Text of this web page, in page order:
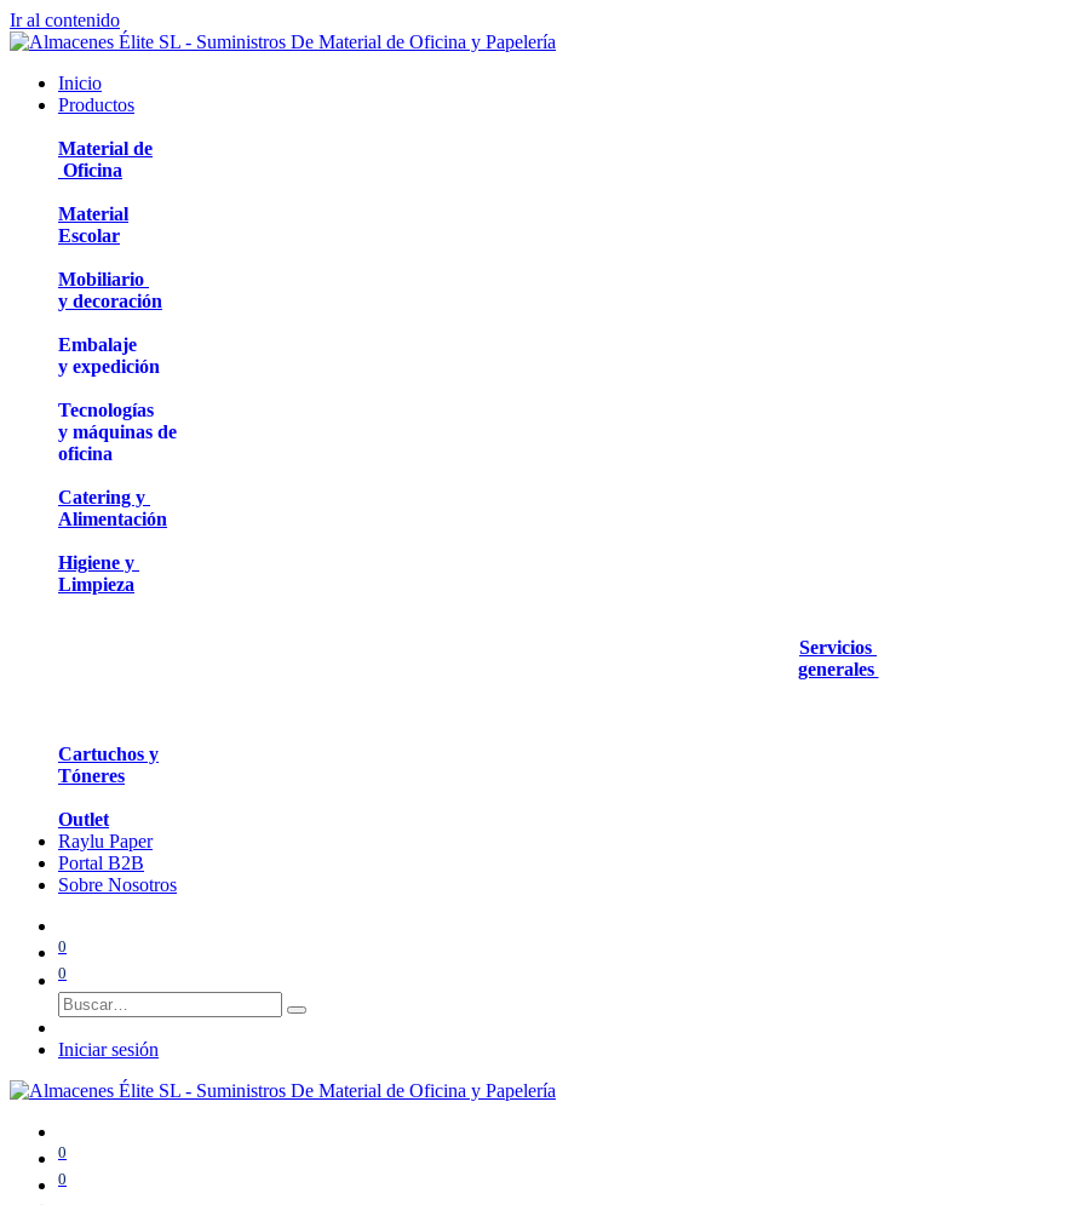
Ir al contenido
Inicio
Productos
Material de
Oficina
Material
Escolar
Mobiliario
y decoración
Embalaje
y expedición
Tecnologías
y máquinas de
oficina
Catering y
Alimentación
Higiene y
Limpieza
Servicios
generales
Cartuchos y
Tóneres
Outlet
Raylu Paper
Portal B2B
Sobre Nosotros
0
0
Iniciar sesión
0
0